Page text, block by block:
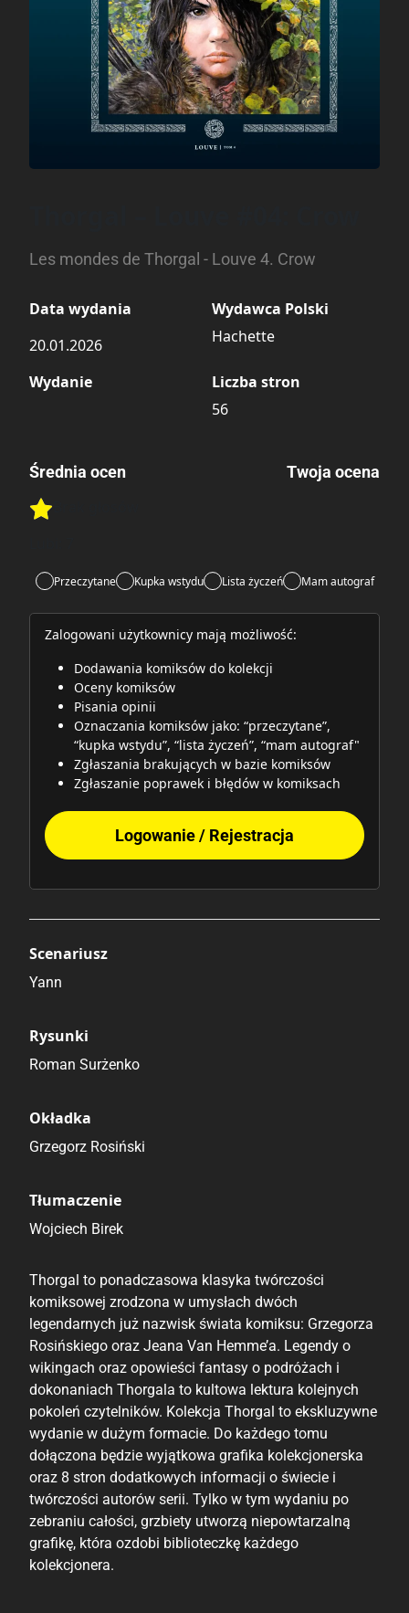
Les mondes de Thorgal - Louve 4. Crow
Data wydania
20.01.2026
Wydawca Polski
Hachette
Wydanie
Liczba stron
56
Średnia ocen
Rate this item:
Twoja ocena
Przeczytane Kupka wstydu Lista życzeń Mam autograf
Zalogowani użytkownicy mają możliwość:
Dodawania komiksów do kolekcji
Oceny komiksów
Pisania opinii
Oznaczania komiksów jako: “przeczytane”,
“kupka wstydu”, “lista życzeń”, “mam autograf"
Zgłaszania brakujących w bazie komiksów
Zgłaszanie poprawek i błędów w komiksach
Logowanie / Rejestracja
Scenariusz
Yann
Rysunki
Roman Surżenko
Okładka
Grzegorz Rosiński
Tłumaczenie
Wojciech Birek
Thorgal to ponadczasowa klasyka twórczości
komiksowej zrodzona w umysłach dwóch
legendarnych już nazwisk świata komiksu: Grzegorza
Rosińskiego oraz Jeana Van Hemme’a. Legendy o
wikingach oraz opowieści fantasy o podróżach i
dokonaniach Thorgala to kultowa lektura kolejnych
pokoleń czytelników. Kolekcja Thorgal to ekskluzywne
wydanie w dużym formacie. Do każdego tomu
dołączona będzie wyjątkowa grafika kolekcjonerska
oraz 8 stron dodatkowych informacji o świecie i
twórczości autorów serii. Tylko w tym wydaniu po
zebraniu całości, grzbiety utworzą niepowtarzalną
grafikę, która ozdobi biblioteczkę każdego
kolekcjonera.